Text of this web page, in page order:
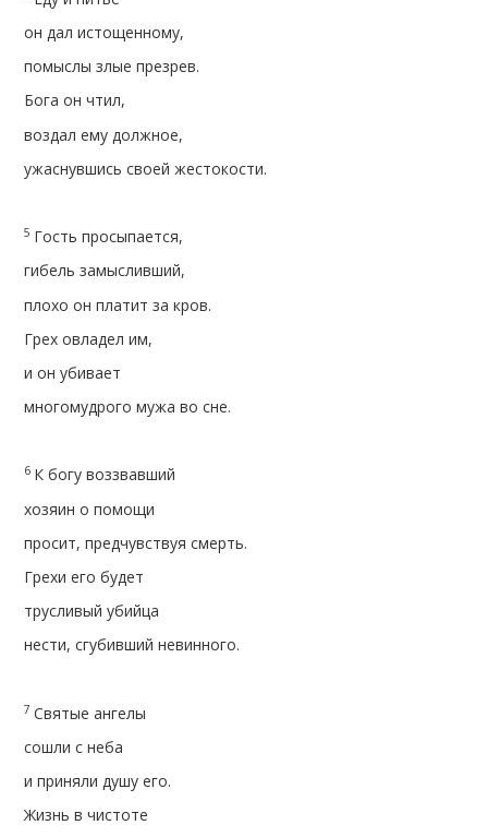
он дал истощенному,
помыслы злые презрев.
Бога он чтил,
воздал ему должное,
ужаснувшись своей жестокости.
5 Гость просыпается,
гибель замысливший,
плохо он платит за кров.
Грех овладел им,
и он убивает
многомудрого мужа во сне.
6 К богу воззвавший
хозяин о помощи
просит, предчувствуя смерть.
Грехи его будет
трусливый убийца
нести, сгубивший невинного.
7 Святые ангелы
сошли с неба
и приняли душу его.
Жизнь в чистоте